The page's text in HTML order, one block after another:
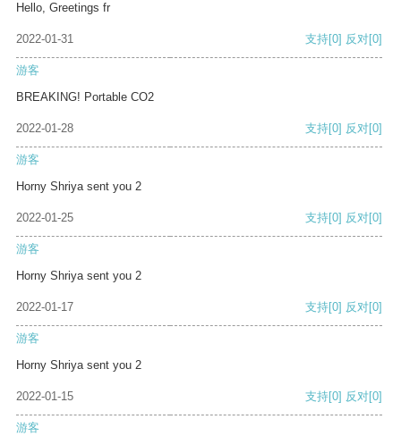
Hello, Greetings fr
2022-01-31 支持[0] 反对[0]
游客
BREAKING! Portable CO2
2022-01-28 支持[0] 反对[0]
游客
Horny Shriya sent you 2
2022-01-25 支持[0] 反对[0]
游客
Horny Shriya sent you 2
2022-01-17 支持[0] 反对[0]
游客
Horny Shriya sent you 2
2022-01-15 支持[0] 反对[0]
游客